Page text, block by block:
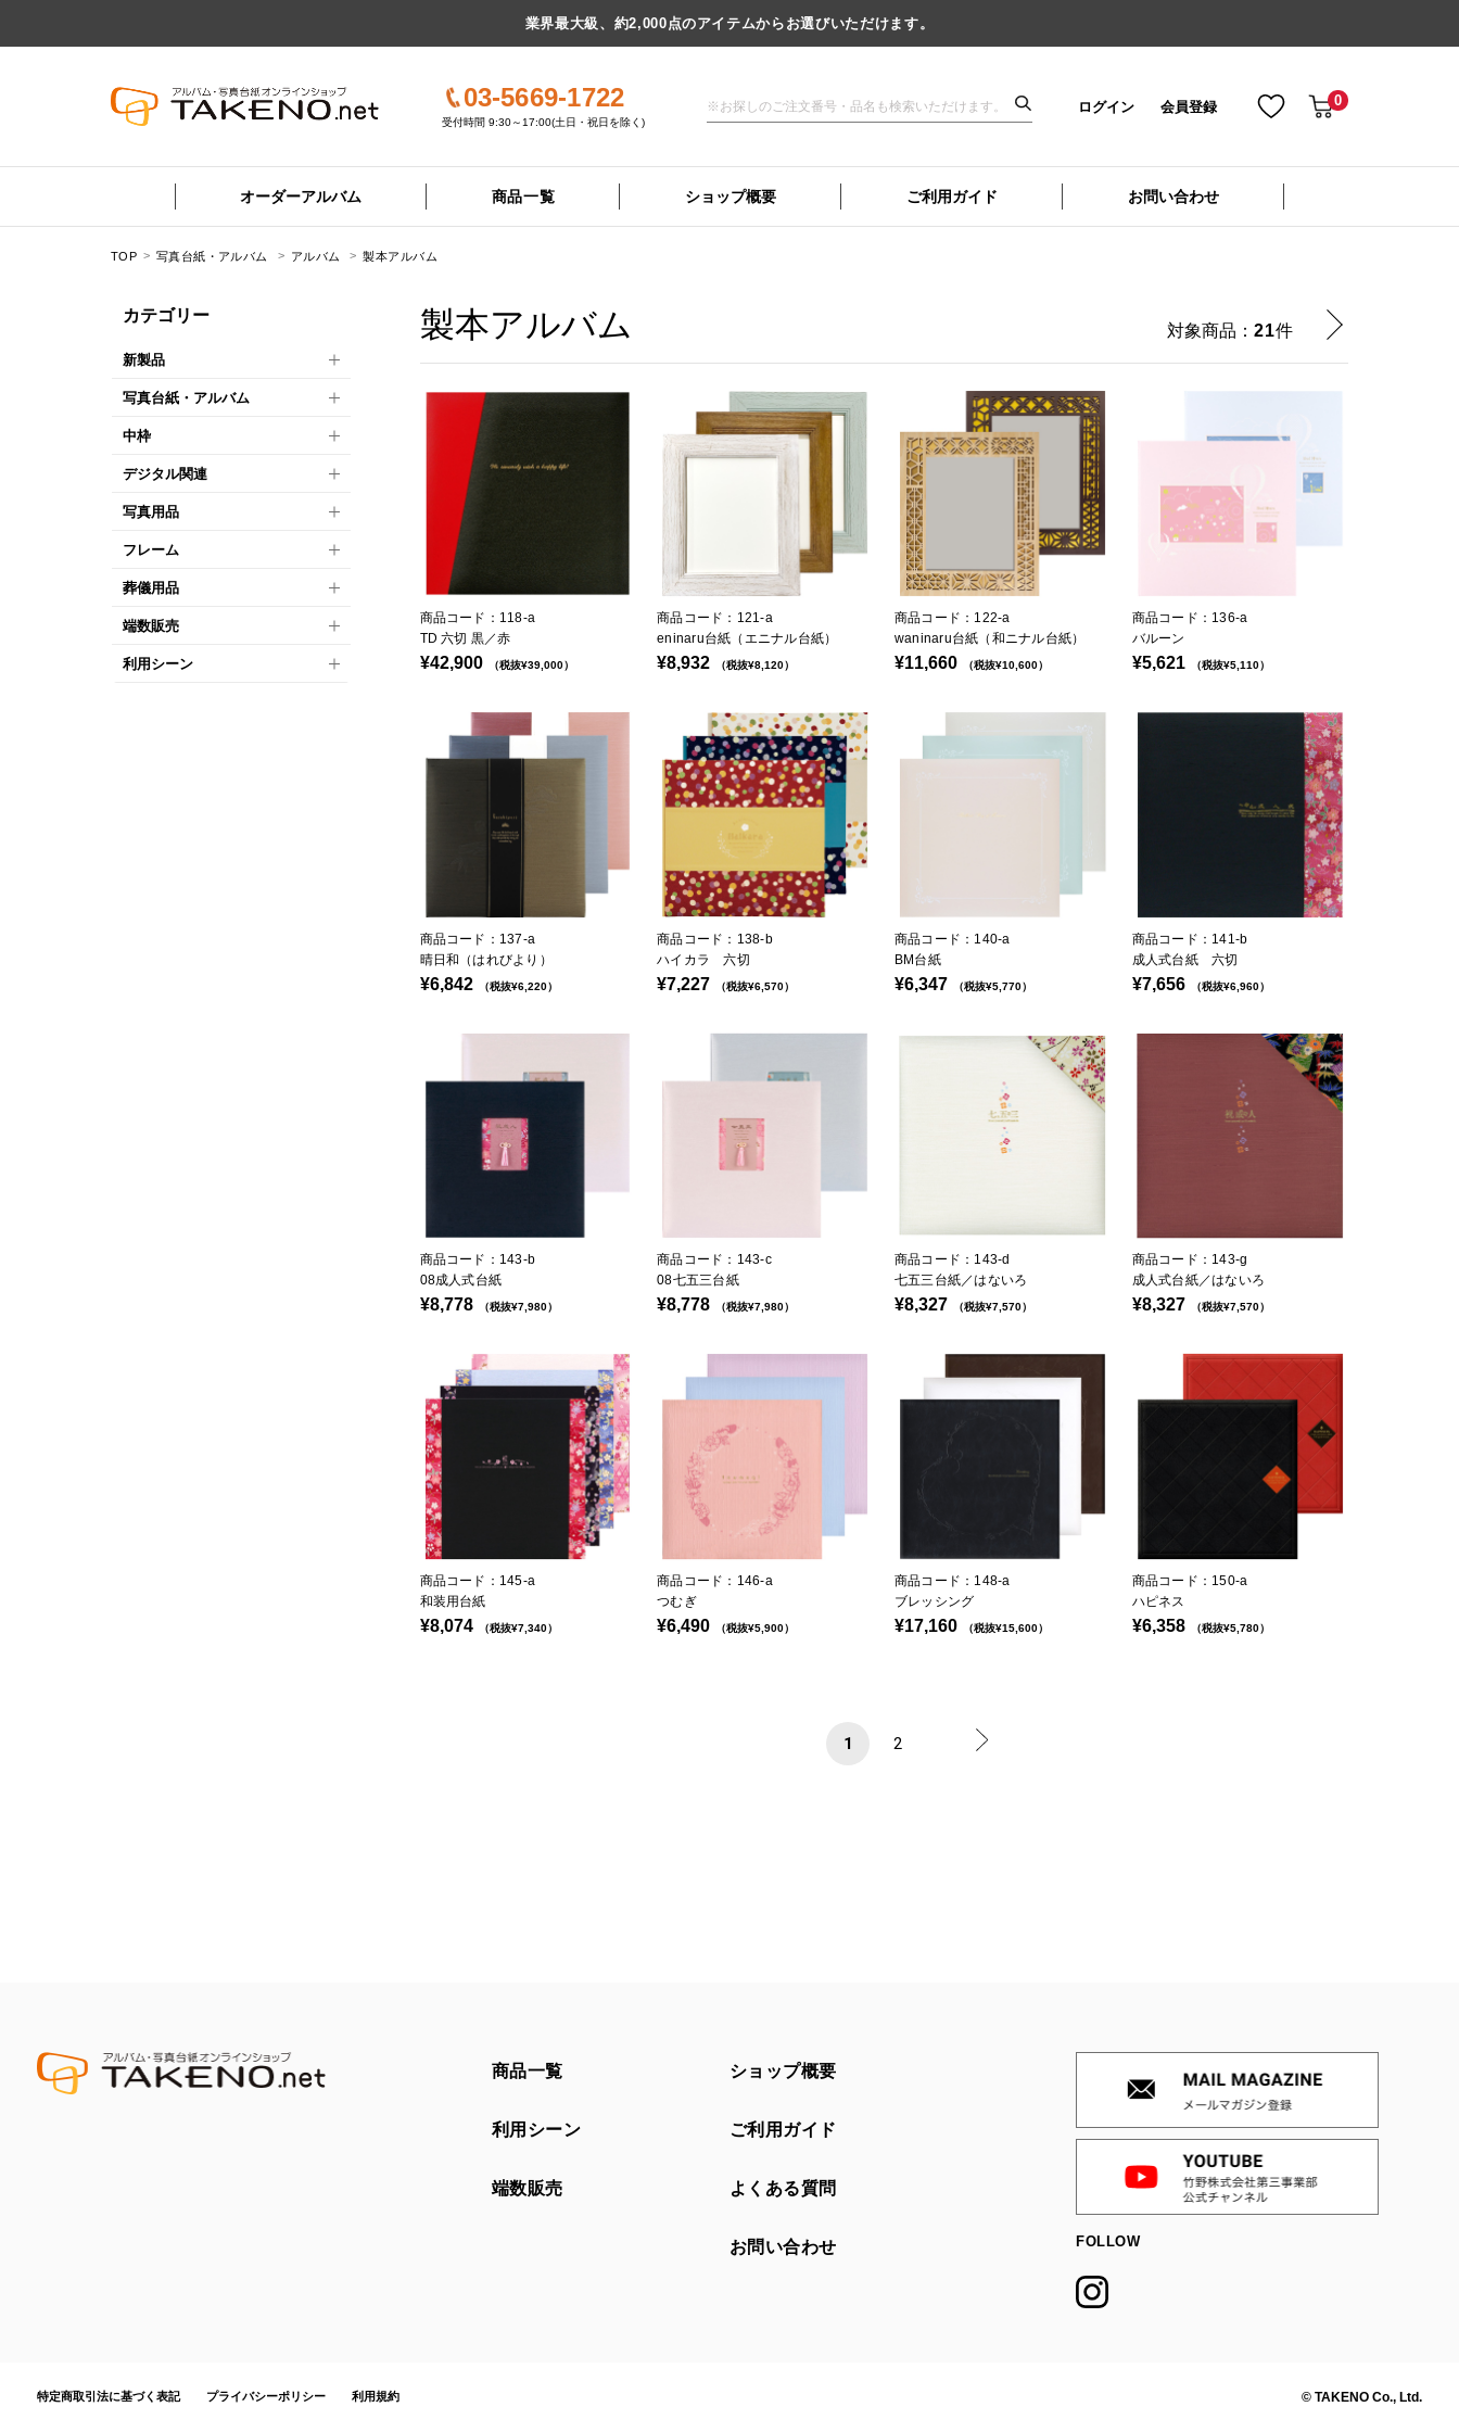
業界最大級、約2,000点のアイテムからお選びいただけます。
03-5669-1722
受付時間 9:30～17:00(土日・祝日を除く)
ログイン 会員登録 0
オーダーアルバム 商品一覧 ショップ概要 ご利用ガイド お問い合わせ
TOP 写真台紙・アルバム アルバム 製本アルバム
カテゴリー
新製品
写真台紙・アルバム
中枠
デジタル関連
写真用品
フレーム
葬儀用品
端数販売
利用シーン
製本アルバム 対象商品：21件
商品コード：118-a
TD 六切 黒／赤
¥42,900 （税抜¥39,000）
商品コード：121-a
eninaru台紙（エニナル台紙）
¥8,932 （税抜¥8,120）
商品コード：122-a
waninaru台紙（和ニナル台紙）
¥11,660 （税抜¥10,600）
商品コード：136-a
バルーン
¥5,621 （税抜¥5,110）
商品コード：137-a
晴日和（はれびより）
¥6,842 （税抜¥6,220）
商品コード：138-b
ハイカラ 六切
¥7,227 （税抜¥6,570）
商品コード：140-a
BM台紙
¥6,347 （税抜¥5,770）
商品コード：141-b
成人式台紙 六切
¥7,656 （税抜¥6,960）
商品コード：143-b
08成人式台紙
¥8,778 （税抜¥7,980）
商品コード：143-c
08七五三台紙
¥8,778 （税抜¥7,980）
商品コード：143-d
七五三台紙／はないろ
¥8,327 （税抜¥7,570）
商品コード：143-g
成人式台紙／はないろ
¥8,327 （税抜¥7,570）
商品コード：145-a
和装用台紙
¥8,074 （税抜¥7,340）
商品コード：146-a
つむぎ
¥6,490 （税抜¥5,900）
商品コード：148-a
ブレッシング
¥17,160 （税抜¥15,600）
商品コード：150-a
ハピネス
¥6,358 （税抜¥5,780）
1 2
商品一覧
利用シーン
端数販売
ショップ概要
ご利用ガイド
よくある質問
お問い合わせ FOLLOW
特定商取引法に基づく表記 プライバシーポリシー 利用規約 © TAKENO Co., Ltd.